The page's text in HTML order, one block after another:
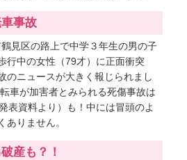
事故
見区の路上で中学３年生の男の子
行中の女性（79才）に正面衝突
のニュースが大きく報じられまし
車が加害者とみられる死傷事故は
表資料より）も！中には冒頭のよ
ありません。
産も？！